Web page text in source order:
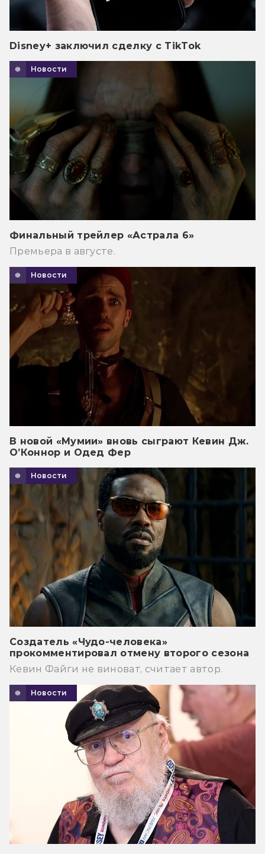
Disney+ заключил сделку с TikTok
Новости
Финальный трейлер «Астрала 6»
Премьера в августе.
Новости
В новой «Мумии» вновь сыграют Кевин Дж.
О’Коннор и Одед Фер
Новости
Создатель «Чудо-человека»
прокомментировал отмену второго сезона
Кевин Файги не виноват, считает автор.
Новости